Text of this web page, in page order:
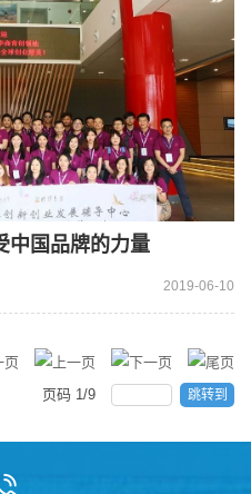
中国品牌的力量
2019-06-10
页码 1/9 跳转到